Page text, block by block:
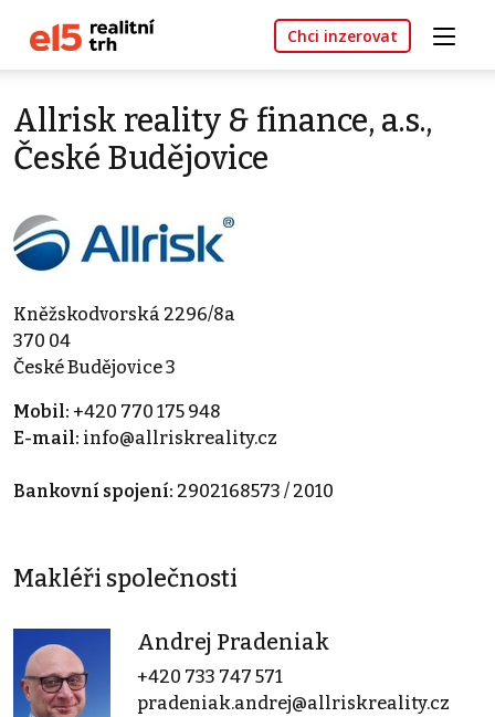
Chci inzerovat
Allrisk reality & finance, a.s.,
České Budějovice
Kněžskodvorská 2296/8a
370 04
České Budějovice 3
Mobil: +420 770 175 948
E-mail: info@allriskreality.cz
Bankovní spojení: 2902168573 / 2010
Makléři společnosti
Andrej Pradeniak
+420 733 747 571
pradeniak.andrej@allriskreality.cz